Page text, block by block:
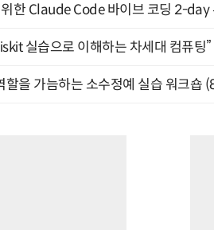
한 Claude Code 바이브 코딩 2-
실습으로 이해하는 차세대 컴퓨팅
할을 가늠하는 소수정예 실습 워크숍